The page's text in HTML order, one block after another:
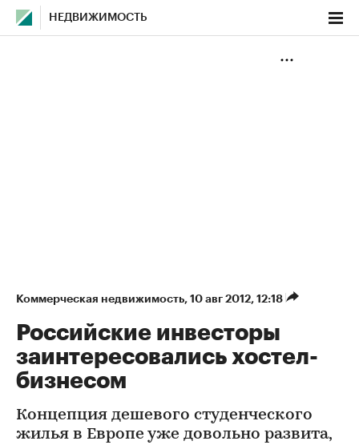
НЕДВИЖИМОСТЬ
Коммерческая недвижимость⁠, 10 авг 2012, 12:18
Российские инвесторы
заинтересовались хостел-
бизнесом
Концепция дешевого студенческого
жилья в Европе уже довольно развита,